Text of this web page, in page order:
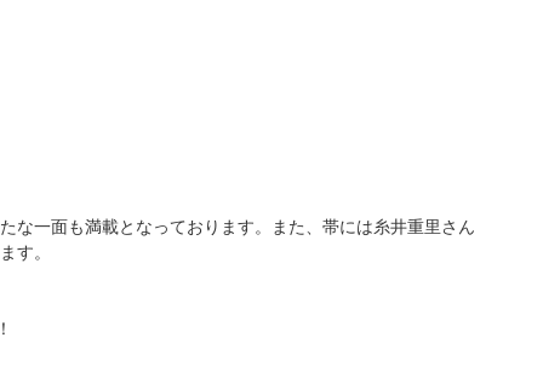
一面も満載となっております。また、帯には糸井重里さん
す。